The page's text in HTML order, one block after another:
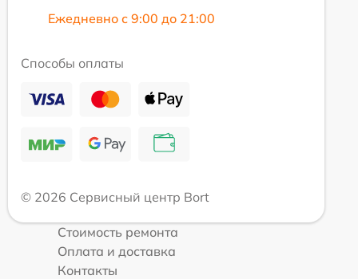
Ежедневно с 9:00 до 21:00
Способы оплаты
© 2026 Сервисный центр Bort
Стоимость ремонта
Оплата и доставка
Контакты